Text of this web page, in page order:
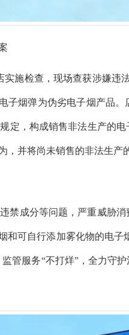
施检查，现场查获涉嫌违
子烟弹为伪劣电子烟产品。
定，构成销售非法生产的
，并将尚未销售的非法生产
禁成分等问题，严重威胁
可自行添加雾化物的电
管服务“不打烊”，全力守